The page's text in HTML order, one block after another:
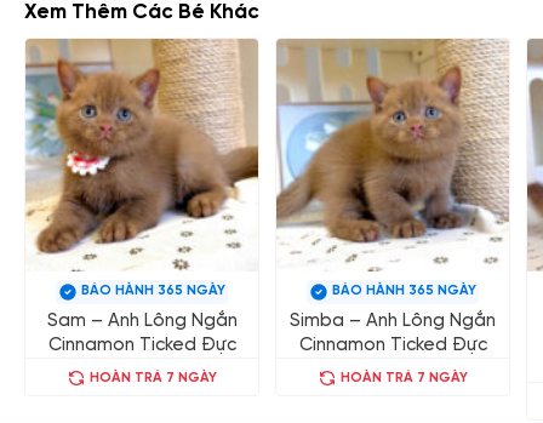
Xem Thêm Các Bé Khác
BẢO HÀNH 365 NGÀY
Sam – Anh Lông Ngắn
Cinnamon Ticked Đực
HOÀN TRẢ 7 NGÀY
BẢO HÀNH 365 NGÀY
Simba – Anh Lông Ngắn
Cinnamon Ticked Đực
HOÀN TRẢ 7 NGÀY